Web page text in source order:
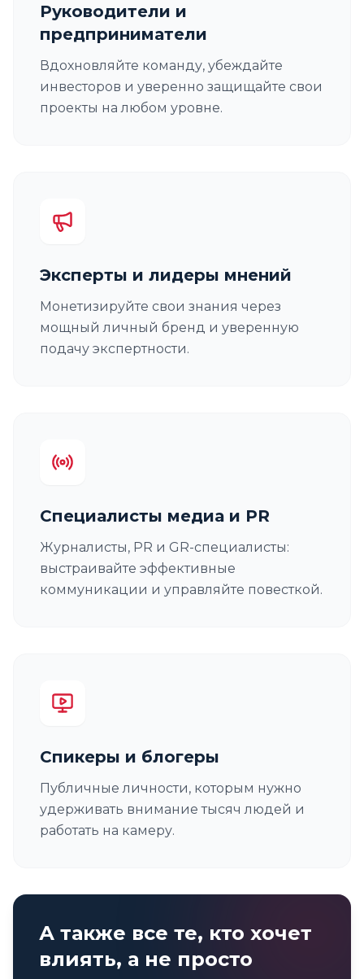
Руководители и
предприниматели
Вдохновляйте команду, убеждайте
инвесторов и уверенно защищайте свои
проекты на любом уровне.
Эксперты и лидеры мнений
Монетизируйте свои знания через
мощный личный бренд и уверенную
подачу экспертности.
Специалисты медиа и PR
Журналисты, PR и GR-специалисты:
выстраивайте эффективные
коммуникации и управляйте повесткой.
Спикеры и блогеры
Публичные личности, которым нужно
удерживать внимание тысяч людей и
работать на камеру.
А также все те, кто хочет
влиять, а не просто